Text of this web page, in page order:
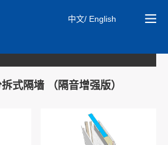
中文/ English
式隔墙 （隔音增强版）